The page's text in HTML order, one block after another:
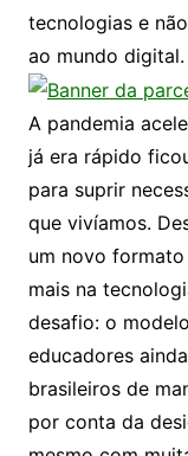
tecnologias e
ao mundo digital.
A pandemia
já era rápido
para suprir
que vivíamos.
um novo
mais na
desafio: o
educadores
brasileiros de
por conta da